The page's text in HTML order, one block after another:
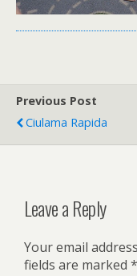
Previous Post
Ciulama Rapida
Leave a Reply
Your email
fields are marked *